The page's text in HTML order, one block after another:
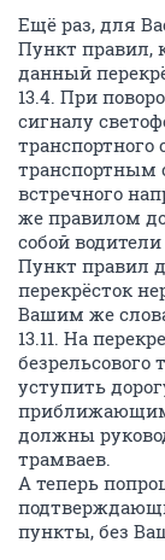
Ещё раз, для
Пункт правил,
данный
13.4. При
сигналу
транспортного
транспортным
встречного
же правилом
собой
Пункт правил
перекрёсток
Вашим же
13.11. На
безрельсового
уступить
должны
трамваев.
А теперь
пункты, без